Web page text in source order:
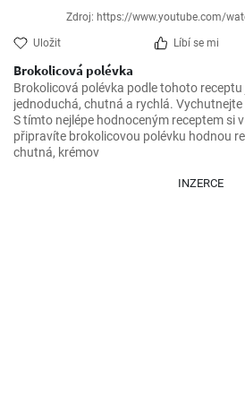
Zdroj: https://www.youtube.com/
Uložit Líbí se mi
Brokolicová polévka
Brokolicová polévka podle tohoto
jednoduchá, chutná a rychlá. Vychutnejte
S tímto nejlépe hodnoceným receptem si
připravíte brokolicovou polévku hodnou
chutná, krémov
INZERCE